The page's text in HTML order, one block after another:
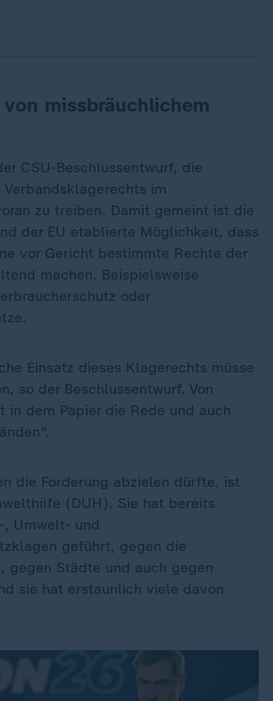
missbräuchlichem
CSU-Beschlussentwurf, die
im
zu treiben. Damit gemeint ist die
der EU etablierte Möglichkeit, dass
vor Gericht bestimmte Rechte der
machen. Beispielsweise
oder
Einsatz dieses Klagerechts müsse
so der Beschlussentwurf. Von
dem Papier die Rede und auch
die Forderung abzielen dürfte, ist
(DUH). Sie hat bereits
Umwelt- und
geführt, gegen die
gegen Städte und auch gegen
sie hat erstaunlich viele davon